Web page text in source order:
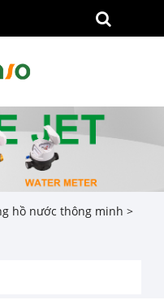
hồ nước thông minh >